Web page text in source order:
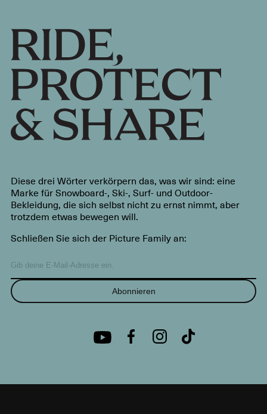
Diese drei Wörter verkörpern das, was wir sind: eine
Marke für Snowboard-, Ski-, Surf- und Outdoor-
Bekleidung, die sich selbst nicht zu ernst nimmt, aber
trotzdem etwas bewegen will.
Schließen Sie sich der Picture Family an:
Abonnieren